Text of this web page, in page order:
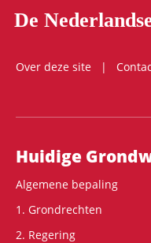
De
Over deze site
Hoofdnavigatie
Huidige
Algemene bepaling
1. Grondrechten
2. Regering